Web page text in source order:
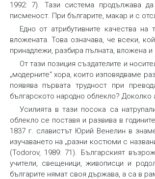
1992: 7). Тази система продължава
писменост. При българите, макар и с
Едно от атрибутивните качества
вложената. Това означава, че всеки,
принадлежи, разбира пълната, вложена
От тази позиция създателите и
„модерните“ хора, които изповядваме
появява първата трудност при
българското народно облекло? Доколко
Усилията в тази посока са
облекло се поставя и развива в
1837 г. славистът Юрий Венелин в
изучаването на „разни костюми с
(Todorov, 1989: 71). Българският
учители, свещеници, живописци и
българите нямат своя държава, а са в